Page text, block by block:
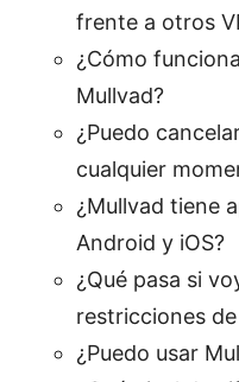
frente a otros
¿Cómo
Mullvad?
¿Puedo
cualquier
¿Mullvad tiene
Android y iOS?
¿Qué pasa si
restricciones de
¿Puedo usar